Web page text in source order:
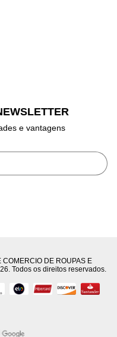
e vantagens
DE ROUPAS E
Todos os direitos reservados.